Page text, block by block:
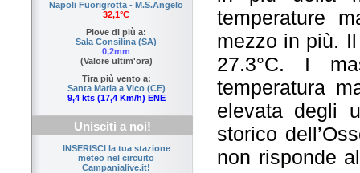
Napoli Fuorigrotta - M.S.Angelo
32,1°C
Piove di più a:
Sala Consilina (SA)
0,2mm
(Valore ultim'ora)
Tira più vento a:
Santa Maria a Vico (CE)
9,4 kts (17,4 Km/h) ENE
Unisciti a noi!
INSERISCI la tua stazione
meteo nel circuito
Campanialive.it!
temperature
mezzo in più.
27.3°C. I
temperatura
elevata degli
storico
non risponde